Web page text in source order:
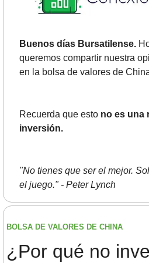
Buenos días Bursatilense.
queremos compartir nuestra
en la bolsa de valores de
Recuerda que esto no es una
inversión.
"No tienes que ser el mejor.
el juego." - Peter Lynch
BOLSA DE VALORES DE CHINA
¿Por qué no